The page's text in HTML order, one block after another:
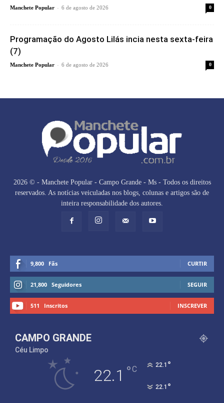
Manchete Popular - 6 de agosto de 2026 0
Programação do Agosto Lilás incia nesta sexta-feira
(7)
Manchete Popular - 6 de agosto de 2026 0
2026 © - Manchete Popular - Campo Grande - Ms - Todos os direitos
reservados. As notícias veiculadas nos blogs, colunas e artigos são de
inteira responsabilidade dos autores.
9,800 Fãs CURTIR
21,800 Seguidores SEGUIR
511 Inscritos INSCREVER
CAMPO GRANDE
Céu Limpo
22.1 °C 22.1 °
22.1 °